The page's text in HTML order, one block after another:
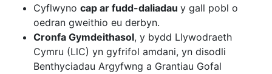
Cyflwyno cap ar fudd-daliadau y gall pobl o
oedran gweithio eu derbyn.
Cronfa Gymdeithasol, y bydd Llywodraeth
Cymru (LlC) yn gyfrifol amdani, yn disodli
Benthyciadau Argyfwng a Grantiau Gofal